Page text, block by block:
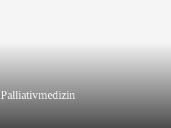
Palliativmedizin